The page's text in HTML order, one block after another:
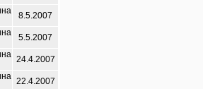
8.5.2007
5.5.2007
24.4.2007
22.4.2007